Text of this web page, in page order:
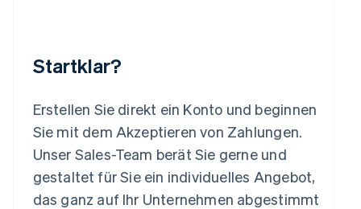
Startklar?
Erstellen Sie direkt ein Konto und beginnen
Sie mit dem Akzeptieren von Zahlungen.
Unser Sales-Team berät Sie gerne und
gestaltet für Sie ein individuelles Angebot,
das ganz auf Ihr Unternehmen abgestimmt
Luxemburg
English简体中文
Malta
Mexiko
EspañolEnglish
Neuseeland